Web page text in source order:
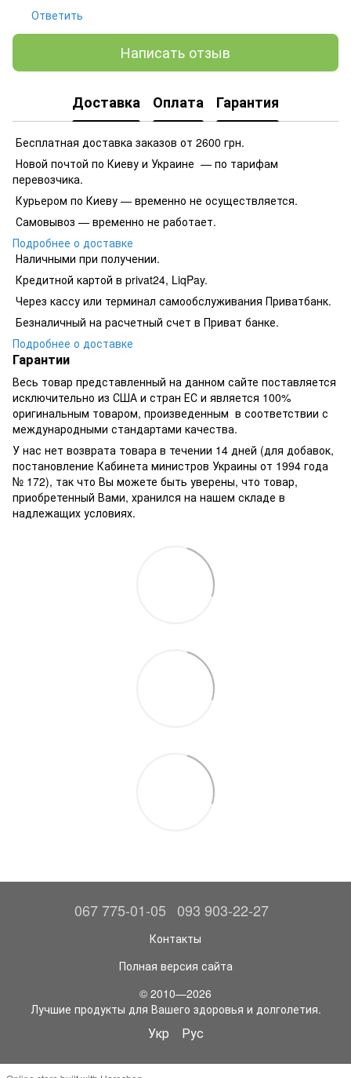
Ответить
Написать отзыв
Доставка Оплата Гарантия
Бесплатная доставка заказов от 2600 грн.
Новой почтой по Киеву и Украине — по тарифам
перевозчика.
Курьером по Киеву — временно не осуществляется.
Самовывоз — временно не работает.
Подробнее о доставке
Наличными при получении.
Кредитной картой в privat24, LiqPay.
​​​​Через кассу или терминал самообслуживания Приватбанк.
​​​​Безналичный на расчетный счет в Приват банке.
Подробнее о доставке
Гарантии
Весь товар представленный на данном сайте поставляется
исключительно из США и стран ЕС и является 100%
оригинальным товаром, произведенным в соответствии с
международными стандартами качества.
У нас нет возврата товара в течении 14 дней (для добавок,
постановление Кабинета министров Украины от 1994 года
№ 172), так что Вы можете быть уверены, что товар,
приобретенный Вами, хранился на нашем складе в
надлежащих условиях.
067 775-01-05 093 903-22-27
Контакты
Полная версия сайта
© 2010—2026
Лучшие продукты для Вашего здоровья и долголетия.
Укр Рус